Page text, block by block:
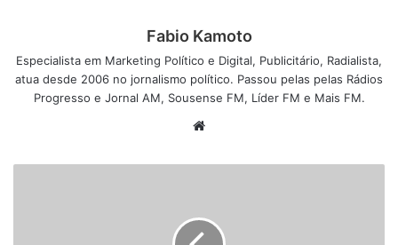
Fabio Kamoto
Especialista em Marketing Político e Digital, Publicitário, Radialista,
atua desde 2006 no jornalismo político. Passou pelas pelas Rádios
Progresso e Jornal AM, Sousense FM, Líder FM e Mais FM.
b